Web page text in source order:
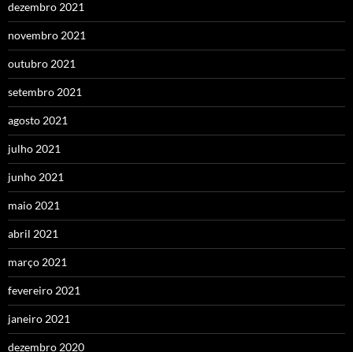
dezembro 2021
novembro 2021
outubro 2021
setembro 2021
agosto 2021
julho 2021
junho 2021
maio 2021
abril 2021
março 2021
fevereiro 2021
janeiro 2021
dezembro 2020